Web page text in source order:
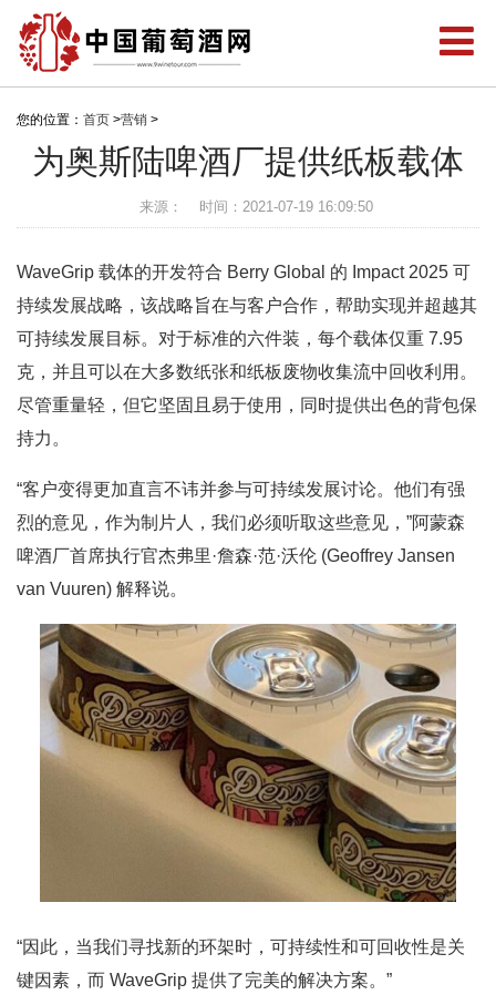
您的位置： 首页 >营销 >
为奥斯陆啤酒厂提供纸板载体
来源： 时间：2021-07-19 16:09:50
WaveGrip 载体的开发符合 Berry Global 的 Impact 2025 可
持续发展战略，该战略旨在与客户合作，帮助实现并超越其
可持续发展目标。对于标准的六件装，每个载体仅重 7.95
克，并且可以在大多数纸张和纸板废物收集流中回收利用。
尽管重量轻，但它坚固且易于使用，同时提供出色的背包保
持力。
“客户变得更加直言不讳并参与可持续发展讨论。他们有强
烈的意见，作为制片人，我们必须听取这些意见，”阿蒙森
啤酒厂首席执行官杰弗里·詹森·范·沃伦 (Geoffrey Jansen
van Vuuren) 解释说。
“因此，当我们寻找新的环架时，可持续性和可回收性是关
键因素，而 WaveGrip 提供了完美的解决方案。”